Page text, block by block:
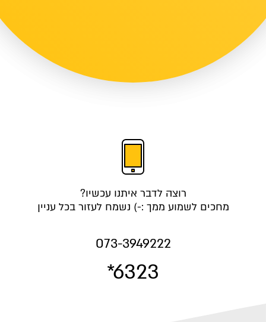
רוצה לדבר איתנו עכשיו?
מחכים לשמוע ממך :-) נשמח לעזור בכל עניין
073-3949222
*6323